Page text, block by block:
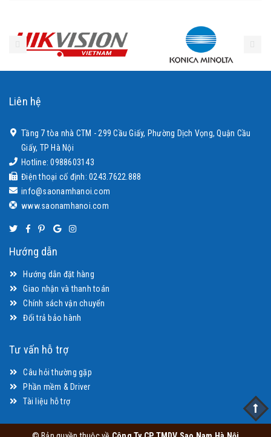
Liên hệ
Tầng 7 tòa nhà CTM - 299 Cầu Giấy, Phường Dịch Vọng, Quận Cầu
Giấy, TP Hà Nội
Hotline: 0988603143
Điện thoại cố định: 0243.7622.888
info@saonamhanoi.com
www.saonamhanoi.com
Hướng dẫn
Hướng dẫn đặt hàng
Giao nhận và thanh toán
Chính sách vận chuyển
Đổi trả bảo hành
Tư vấn hỗ trợ
Câu hỏi thường gặp
Phần mềm & Driver
Tài liệu hỗ trợ